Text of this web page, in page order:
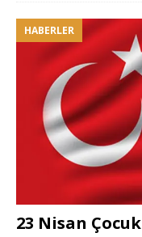
HABERLER
23 Nisan